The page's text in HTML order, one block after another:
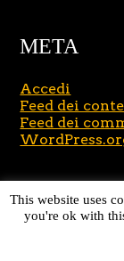
META
Accedi
Feed dei
Feed dei
Copyright ©
Reserved.
This website uses
you're ok with